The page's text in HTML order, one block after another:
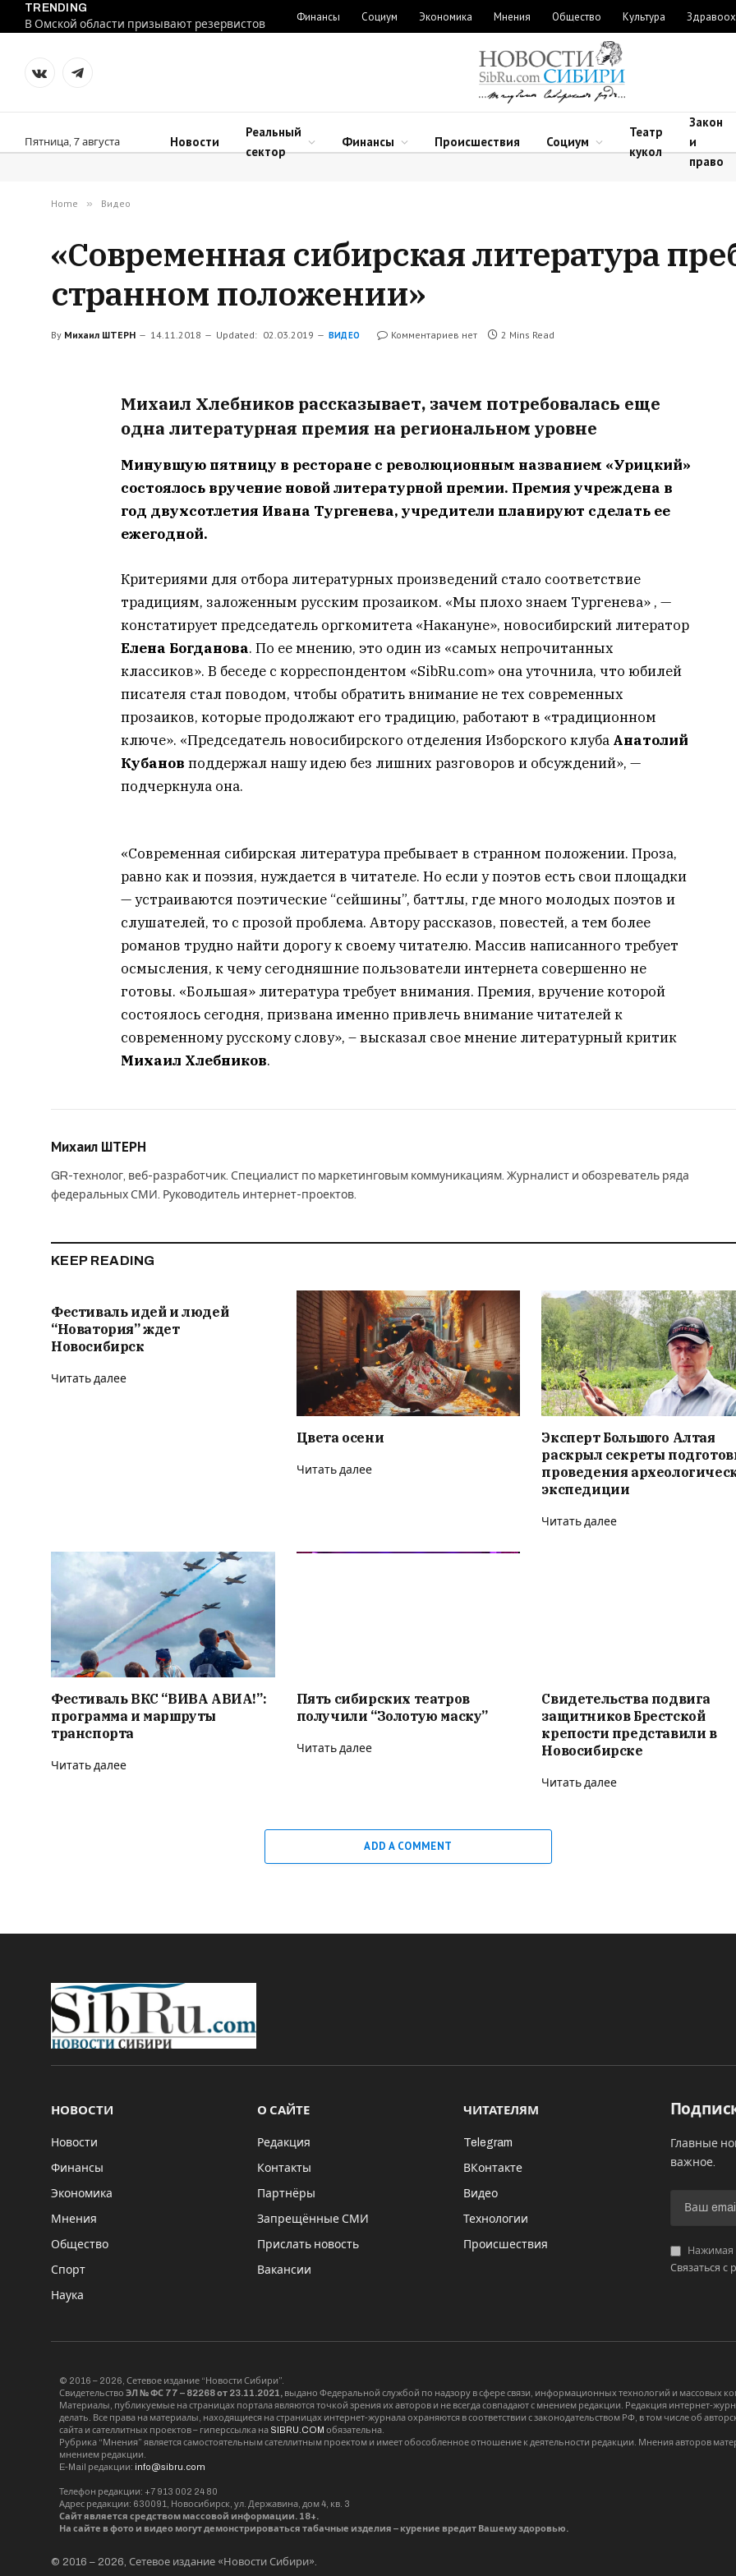
TRENDING
В Омской области призывают резервистов
Финансы Социум Экономика Мнения Общество Культура
VKontakteTelegram
Пятница, 7 августа Новости
Реальный
сектор
Финансы Происшествия Социум
Театр
кукол
Закон
и
право
Home » Видео
«Современная сибирская литература
странном положении»
By Михаил ШТЕРН 14.11.2018 Updated: 02.03.2019 ВИДЕО Комментариев нет 2 Mins Read
Михаил Хлебников рассказывает, зачем потребовалась еще
одна литературная премия на региональном уровне
Минувшую пятницу в ресторане с революционным названием «Урицкий»
состоялось вручение новой литературной премии. Премия учреждена в
год двухсотлетия Ивана Тургенева, учредители планируют сделать ее
ежегодной.
Критериями для отбора литературных произведений стало соответствие
традициям, заложенным русским прозаиком. «Мы плохо знаем Тургенева» , —
констатирует председатель оргкомитета «Накануне», новосибирский литератор
Елена Богданова. По ее мнению, это один из «самых непрочитанных
классиков». В беседе с корреспондентом «SibRu.com» она уточнила, что юбилей
писателя стал поводом, чтобы обратить внимание не тех современных
прозаиков, которые продолжают его традицию, работают в «традиционном
ключе». «Председатель новосибирского отделения Изборского клуба Анатолий
Кубанов поддержал нашу идею без лишних разговоров и обсуждений», —
подчеркнула она.
«Современная сибирская литература пребывает в странном положении. Проза,
равно как и поэзия, нуждается в читателе. Но если у поэтов есть свои площадки
— устраиваются поэтические “сейшины”, баттлы, где много молодых поэтов и
слушателей, то с прозой проблема. Автору рассказов, повестей, а тем более
романов трудно найти дорогу к своему читателю. Массив написанного требует
осмысления, к чему сегодняшние пользователи интернета совершенно не
готовы. «Большая» литература требует внимания. Премия, вручение которой
состоялось сегодня, призвана именно привлечь внимание читателей к
современному русскому слову», – высказал свое мнение литературный критик
Михаил Хлебников.
Михаил ШТЕРН
GR-технолог, веб-разработчик. Специалист по маркетинговым коммуникациям. Журналист и обозреватель ряда
федеральных СМИ. Руководитель интернет-проектов.
KEEP READING
Фестиваль идей и людей
“Новатория” ждет
Новосибирск
Читать далее
Цвета осени
Читать далее
Эксперт Большого Алтая
раскрыл секреты
проведения
экспедиции
Читать далее
Фестиваль ВКС “ВИВА АВИА!”:
программа и маршруты
транспорта
Читать далее
Пять сибирских театров
получили “Золотую маску”
Читать далее
Свидетельства подвига
защитников Брестской
крепости представили в
Новосибирске
Читать далее
ADD A COMMENT
НОВОСТИ
Новости
Финансы
Экономика
Мнения
Общество
Спорт
Наука
О САЙТЕ
Редакция
Контакты
Партнёры
Запрещённые СМИ
Прислать новость
Вакансии
ЧИТАТЕЛЯМ
Telegram
ВКонтакте
Видео
Технологии
Происшествия
Главные
важное.
Нажимая
Связаться с
© 2016 – 2026, Сетевое издание “Новости Сибири”.
Свидетельство ЭЛ № ФС 77 – 82268 от 23.11.2021, выдано Федеральной службой по надзору в сфере связи, информационных технологий и массовых
Материалы, публикуемые на страницах портала являются точкой зрения их авторов и не всегда совпадают с мнением редакции. Редакция интернет-
делать. Все права на материалы, находящиеся на страницах интернет-журнала охраняются в соответствии с законодательством РФ, в том числе об
сайта и сателлитных проектов – гиперссылка на SIBRU.COM обязательна.
Рубрика “Мнения” является самостоятельным сателлитным проектом и имеет обособленное отношение к деятельности редакции. Мнения авторов
мнением редакции.
E-Mail редакции: info@sibru.com
Телефон редакции: +7 913 002 24 80
Адрес редакции: 630091, Новосибирск, ул. Державина, дом 4, кв. 3
Сайт является средством массовой информации. 18+.
На сайте в фото и видео могут демонстрироваться табачные изделия – курение вредит Вашему здоровью.
© 2016 – 2026, Сетевое издание «Новости Сибири».